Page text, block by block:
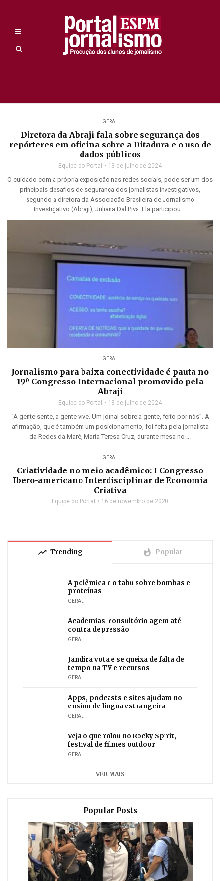
GERAL
Diretora da Abraji fala sobre segurança dos
repórteres em oficina sobre a Ditadura e o uso de
dados públicos
Equipe do Portal 13 de julho de 2024
O cuidado com a própria exposição nas redes sociais, pode ser um dos
principais desafios de segurança dos jornalistas investigativos,
segundo a diretora da Associação Brasileira de Jornalismo
Investigativo (Abraji), Juliana Dal Piva. Ela participou ...
GERAL
Jornalismo para baixa conectividade é pauta no
19º Congresso Internacional promovido pela
Abraji
Equipe do Portal 13 de julho de 2024
“A gente sente, a gente vive. Um jornal sobre a gente, feito por nós”. A
afirmação, que é também um posicionamento, foi feita pela jornalista
da Redes da Maré, Maria Teresa Cruz, durante mesa no ...
GERAL
Criatividade no meio acadêmico: I Congresso
Ibero-americano Interdisciplinar de Economia
Criativa
Equipe do Portal 16 de novembro de 2020
trending_up Trending whatshot Popular
A polêmica e o tabu sobre bombas e
proteínas
GERAL
Academias-consultório agem até
contra depressão
GERAL
Jandira vota e se queixa de falta de
tempo na TV e recursos
GERAL
Apps, podcasts e sites ajudam no
ensino de língua estrangeira
GERAL
Veja o que rolou no Rocky Spirit,
festival de filmes outdoor
GERAL
VER MAIS
Popular Posts